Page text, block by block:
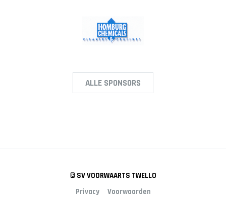
ALLE SPONSORS
© SV VOORWAARTS TWELLO
Privacy
Voorwaarden